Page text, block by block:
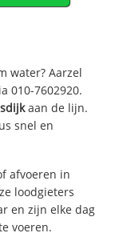
water? Aarzel
010-7602920.
aan de lijn.
snel en
afvoeren in
loodgieters
en zijn elke dag
voeren.